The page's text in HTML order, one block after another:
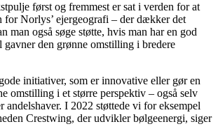
først og fremmest er sat i verden for at
for Norlys’ ejergeografi – der dækker det
man også søge støtte, hvis man har en god
gavner den grønne omstilling i bredere
initiativer, som er innovative eller gør en
omstilling i et større perspektiv – også selv
andelshaver. I 2022 støttede vi for eksempel
Crestwing, der udvikler bølgeenergi, siger